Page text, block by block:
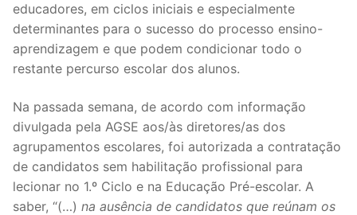
EDUCAÇÃO ESPECIAL
PARTICULAR / IPSS / MISERICÓRDIAS
PROFESSORES CONTRATADOS
DOCENTES APOSENTADOS
Formação
educadores, em ciclos iniciais e especialmente
determinantes para o sucesso do processo ensino-
aprendizagem e que podem condicionar todo o
restante percurso escolar dos alunos.
Na passada semana, de acordo com informação
divulgada pela AGSE aos/às diretores/as dos
agrupamentos escolares, foi autorizada a contratação
de candidatos sem habilitação profissional para
lecionar no 1.º Ciclo e na Educação Pré-escolar. A
saber, “(…) na ausência de candidatos que reúnam os